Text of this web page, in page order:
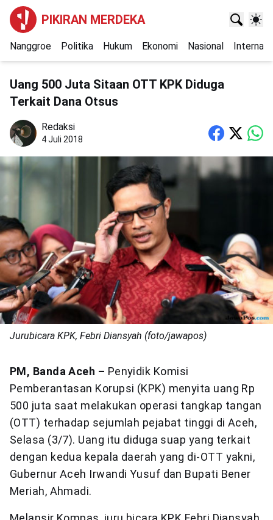
PIKIRAN MERDEKA
Nanggroe Politika Hukum Ekonomi Nasional
Uang 500 Juta Sitaan OTT KPK Diduga
Terkait Dana Otsus
Redaksi
4 Juli 2018
Jurubicara KPK, Febri Diansyah (foto/jawapos)
PM, Banda Aceh – Penyidik Komisi
Pemberantasan Korupsi (KPK) menyita uang Rp
500 juta saat melakukan operasi tangkap tangan
(OTT) terhadap sejumlah pejabat tinggi di Aceh,
Selasa (3/7). Uang itu diduga suap yang terkait
dengan kedua kepala daerah yang di-OTT yakni,
Gubernur Aceh Irwandi Yusuf dan Bupati Bener
Meriah, Ahmadi.